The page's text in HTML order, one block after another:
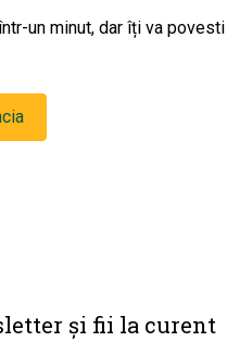
un minut, dar îți va povesti
și fii la curent